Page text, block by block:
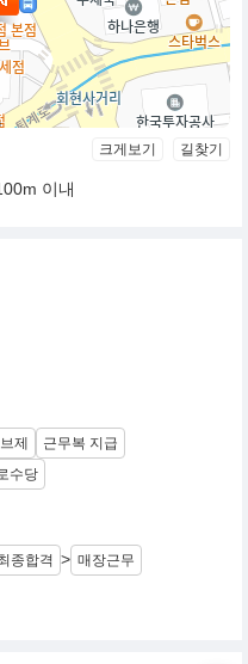
크게보기 길찾기
이내
제
근무복 지급
수당
종합격 > 매장근무